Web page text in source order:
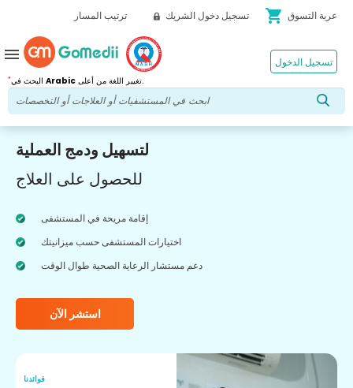
ترتيب المسار تسجيل دخول الشريك shopping_cart عربة التسوق
* Arabic تغيير اللغة من أعلى.
تسجيل الدخول menu
لتسهيل ودمج العملية
للحصول على العلاج
إقامة مريحة في المستشفى
اختيارات المستشفى حسب ميزانيتك
دعم مستشار الرعاية الصحية طوال الوقت
استشر الآن
فوائدنا